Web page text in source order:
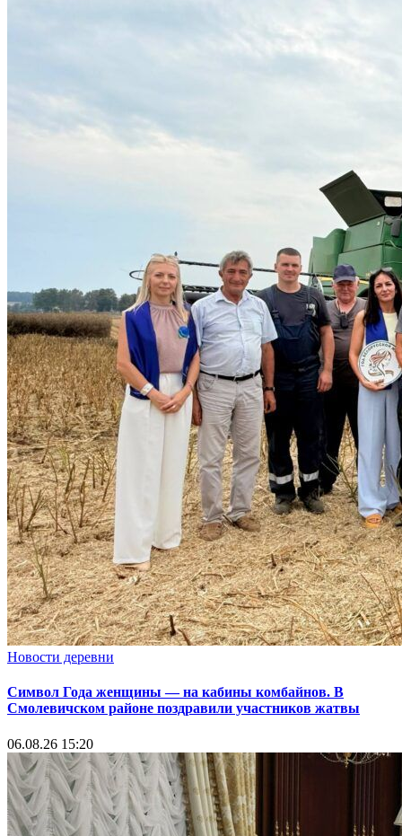
Новости деревни
Символ Года женщины — на кабины комбайнов. В
Смолевичском районе поздравили участников жатвы
06.08.26 15:20